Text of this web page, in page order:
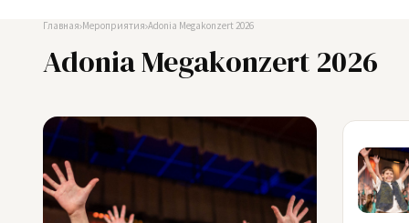
Главная Мероприятия Adonia Megakonzert 2026
Adonia Megakonzert 2026